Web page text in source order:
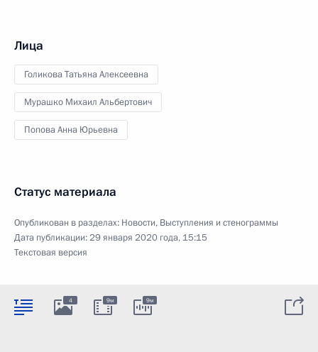
Лица
Голикова Татьяна Алексеевна
Мурашко Михаил Альбертович
Попова Анна Юрьевна
Статус материала
Опубликован в разделах: Новости, Выступления и стенограммы
Дата публикации:29 января 2020 года, 15:15
Текстовая версия
4 9м 9м